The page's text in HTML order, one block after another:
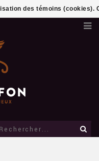
des témoins